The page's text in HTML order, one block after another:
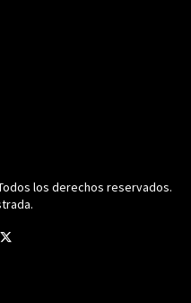
los derechos reservados.